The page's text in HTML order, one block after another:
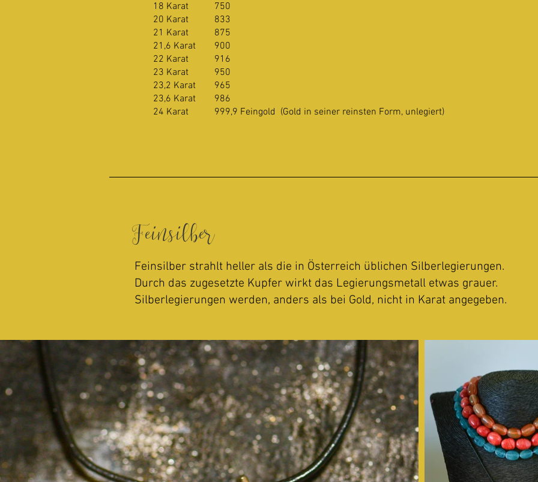
18 Karat
20 Karat
21 Karat
21,6 Karat
22 Karat
23 Karat
23,2 Karat
23,6 Karat
24 Karat
750
833
875
900
916
950
965
986
999,9 Feingold (Gold in seiner reinsten Form, unlegiert)
Feinsilber
Feinsilber strahlt heller als die in Österreich üblichen Silberlegierungen.
Durch das zugesetzte Kupfer wirkt das Legierungsmetall etwas grauer.
Silberlegierungen werden, anders als bei Gold, nicht in Karat angegeben.